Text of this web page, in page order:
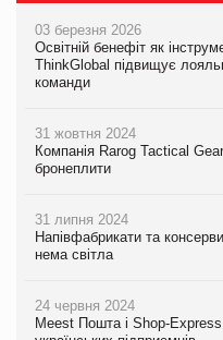
03 березня 2026
Освітній бенефіт як
ThinkGlobal підвищує
команди
31 жовтня 2024
Компанія Rarog Tactical
бронеплити
31 липня 2024
Напівфабрикати та
нема світла
24 червня 2024
Meest Пошта і Shop-